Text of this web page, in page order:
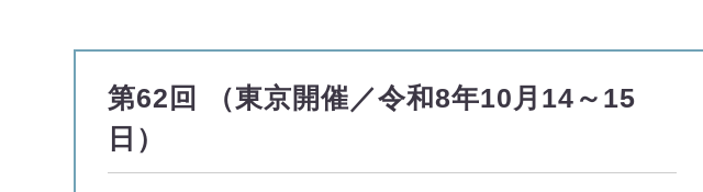
第62回 （東京開催／令和8年10月14～15
日）